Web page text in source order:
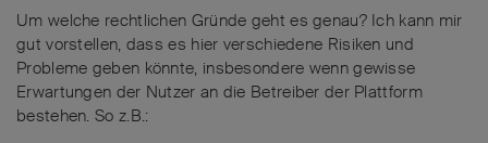
Um welche rechtlichen Gründe geht es genau? Ich kann mir
gut vorstellen, dass es hier verschiedene Risiken und
Probleme geben könnte, insbesondere wenn gewisse
Erwartungen der Nutzer an die Betreiber der Plattform
bestehen. So z.B.: